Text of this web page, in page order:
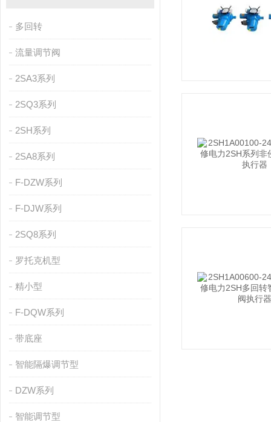
多回转
流量调节阀
2SA3系列
2SQ3系列
2SH系列
2SA8系列
F-DZW系列
F-DJW系列
2SQ8系列
罗托克机型
精小型
F-DQW系列
带底座
智能隔爆调节型
DZW系列
智能调节型